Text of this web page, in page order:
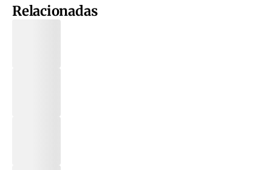
Relacionadas